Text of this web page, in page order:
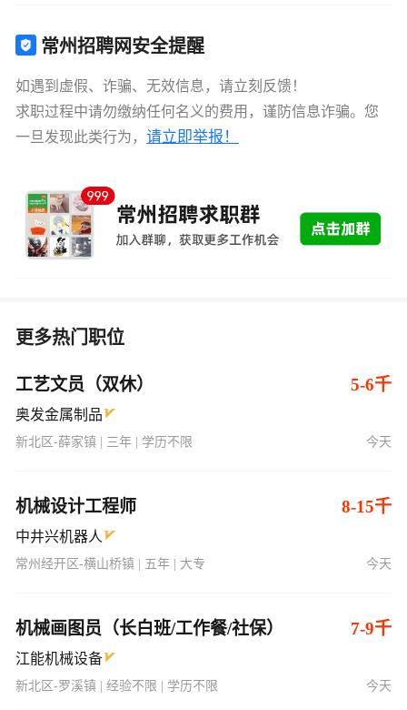
常州招聘网安全提醒
如遇到虚假、诈骗、无效信息，请立刻反馈！
求职过程中请勿缴纳任何名义的费用，谨防信息诈骗。您
一旦发现此类行为， 请立即举报！
更多热门职位
工艺文员（双休） 5-6千
奥发金属制品
新北区-薛家镇 | 三年 | 学历不限 今天
机械设计工程师 8-15千
中井兴机器人
常州经开区-横山桥镇 | 五年 | 大专 今天
机械画图员（长白班/工作餐/社保） 7-9千
江能机械设备
新北区-罗溪镇 | 经验不限 | 学历不限 今天